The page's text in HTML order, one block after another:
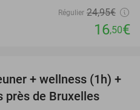
Régulier 24,95€
16,50€
55%
+ wellness (1h) +
près de Bruxelles